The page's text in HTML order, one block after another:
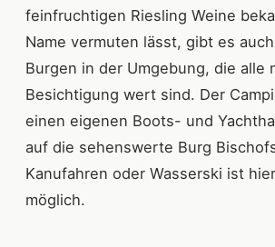
feinfruchtigen Riesling Weine
Name vermuten lässt, gibt es
Burgen in der Umgebung, die alle
Besichtigung wert sind. Der
einen eigenen Boots- und
auf die sehenswerte Burg
Kanufahren oder Wasserski ist
möglich.